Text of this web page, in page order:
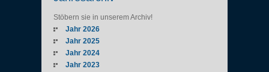
Stöbern sie in unserem Archiv!
Jahr 2026
Jahr 2025
Jahr 2024
Jahr 2023